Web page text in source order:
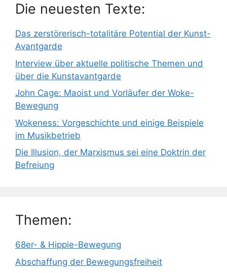
Die neuesten Texte:
Das zerstörerisch-totalitäre Potential der Kunst-
Avantgarde
Interview über aktuelle politische Themen und
über die Kunstavantgarde
John Cage: Maoist und Vorläufer der Woke-
Bewegung
Wokeness: Vorgeschichte und einige Beispiele
im Musikbetrieb
Die Illusion, der Marxismus sei eine Doktrin der
Befreiung
Themen:
68er- & Hippie-Bewegung
Abschaffung der Bewegungsfreiheit